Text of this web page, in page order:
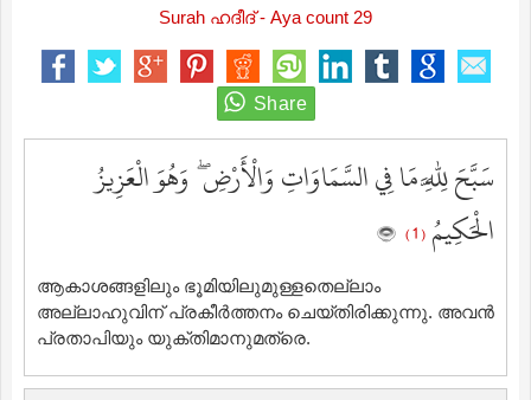
Surah ഹദീദ് - Aya count 29
سَبَّحَ لِلَّهِ مَا فِي السَّمَاوَاتِ وَالْأَرْضِ ۖ وَهُوَ الْعَزِيزُ
الْحَكِيمُ ( 1 )
ആകാശങ്ങളിലും ഭൂമിയിലുമുള്ളതെല്ലാം
അല്ലാഹുവിന് പ്രകീര്‍ത്തനം ചെയ്തിരിക്കുന്നു. അവന്‍
പ്രതാപിയും യുക്തിമാനുമത്രെ.